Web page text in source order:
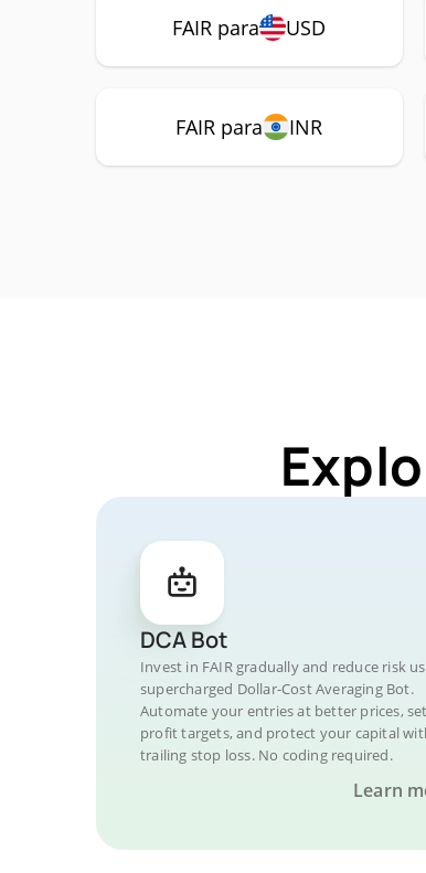
FAIR para USD
FAIR para INR
DCA Bot
Invest in FAIR gradually and reduce risk
supercharged Dollar-Cost Averaging Bot.
Automate your entries at better prices,
profit targets, and protect your capital
trailing stop loss. No coding required.
Learn